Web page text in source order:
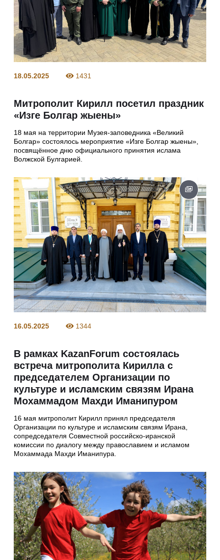
18.05.2025 1431
Митрополит Кирилл посетил праздник
«Изге Болгар жыены»
18 мая на территории Музея-заповедника «Великий
Болгар» состоялось мероприятие «Изге Болгар жыены»,
посвящённое дню официального принятия ислама
Волжской Булгарией.
16.05.2025 1344
В рамках KazanForum состоялась
встреча митрополита Кирилла с
председателем Организации по
культуре и исламским связям Ирана
Мохаммадом Махди Иманипуром
16 мая митрополит Кирилл принял председателя
Организации по культуре и исламским связям Ирана,
сопредседателя Совместной российско-иранской
комиссии по диалогу между православием и исламом
Мохаммада Махди Иманипура.